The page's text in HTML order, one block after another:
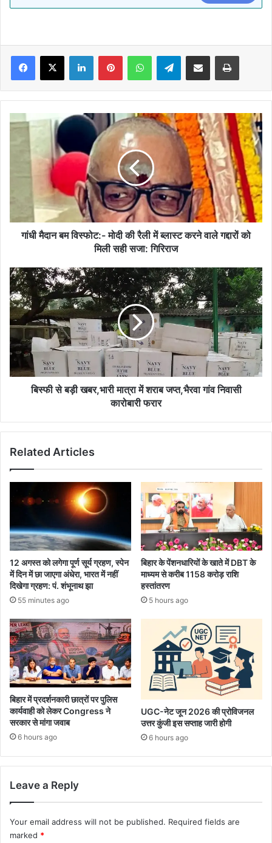
Facebook
X LinkedInPinterestWhatsAppTelegramShare via Email Print
बम
ब्लास्ट
करने
को
मिली
सही
सजा:
गिरिराज
गांधी मैदान बम विस्फोट:- मोदी की रैली में ब्लास्ट करने वाले गद्दारों को
मिली सही सजा: गिरिराज
बिस्फी
से
बड़ी
खबर,भारी
मात्रा
में
शराब
जप्त,भैरवा
गांव
बिस्फी से बड़ी खबर,भारी मात्रा में शराब जप्त,भैरवा गांव निवासी
कारोबारी फरार
Related Articles
12 अगस्त को लगेगा पूर्ण सूर्य ग्रहण, स्पेन
में दिन में छा जाएगा अंधेरा, भारत में नहीं
दिखेगा ग्रहण: पं. शंभूनाथ झा
55 minutes ago
बिहार के पेंशनधारियों के खाते में DBT के
माध्यम से करीब 1158 करोड़ राशि
हस्तांतरण
5 hours ago
बिहार में प्रदर्शनकारी छात्रों पर पुलिस
कार्यवाही को लेकर Congress ने
सरकार से मांगा जवाब
6 hours ago
UGC-नेट जून 2026 की प्रोविजनल
उत्तर कुंजी इस सप्ताह जारी होगी
6 hours ago
Leave a Reply
Your email address will not be published. Required fields are
marked *